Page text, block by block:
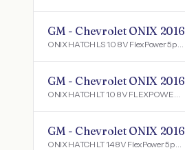
GM - Chevrolet ONIX 2016
ONIX HATCH LS 1.0 8V FlexPower 5p Mec.
GM - Chevrolet ONIX 2016
ONIX HATCH LT 1.0 8V FLEXPOWER 5P MEC.
GM - Chevrolet ONIX 2016
ONIX HATCH LT 1.4 8V FlexPower 5p Aut.